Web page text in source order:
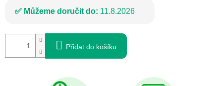
Můžeme doručit do: 11.8.2026
Přidat do košíku